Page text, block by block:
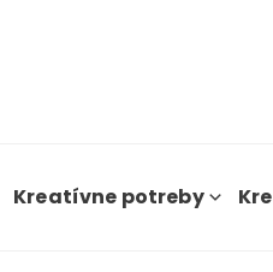
Kreatívne potreby